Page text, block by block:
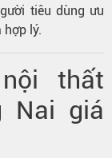
tiêu dùng ưu
hợp lý.
thất
Nai giá